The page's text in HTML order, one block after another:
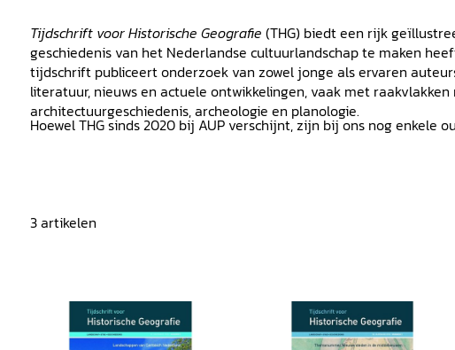
Tijdschrift voor Historische Geografie (THG) biedt een rijk
geschiedenis van het Nederlandse cultuurlandschap te maken
tijdschrift publiceert onderzoek van zowel jonge als ervaren
literatuur, nieuws en actuele ontwikkelingen, vaak met raakvlakken
architectuurgeschiedenis, archeologie en planologie.
Hoewel THG sinds 2020 bij AUP verschijnt, zijn bij ons nog enkele
3artikelen